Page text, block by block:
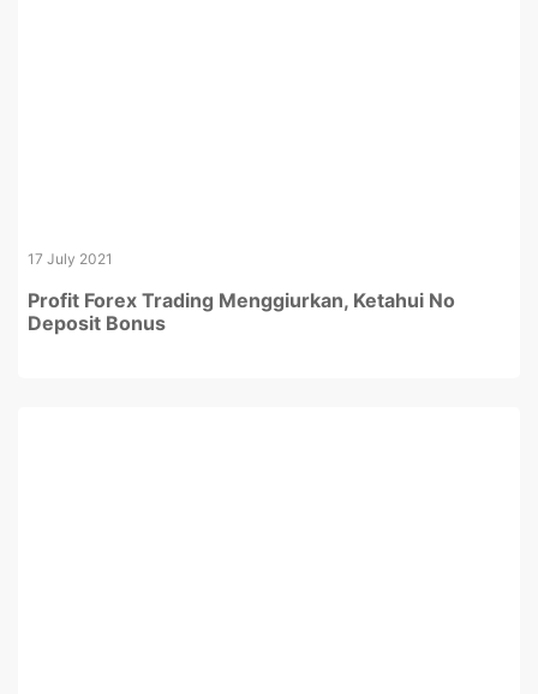
17 July 2021
Profit Forex Trading Menggiurkan, Ketahui No
Deposit Bonus